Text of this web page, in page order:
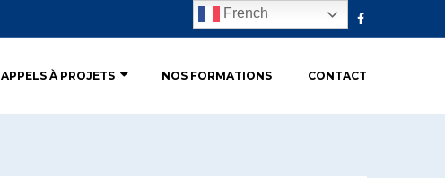
APPELS À PROJETS NOS FORMATIONS CONTACT
French